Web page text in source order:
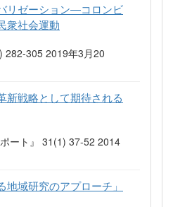
リゼーション―コロンビ
衆社会運動
282-305 2019年3月20
新戦略として期待される
ート』 31(1) 37-52 2014
地域研究のアプローチ」